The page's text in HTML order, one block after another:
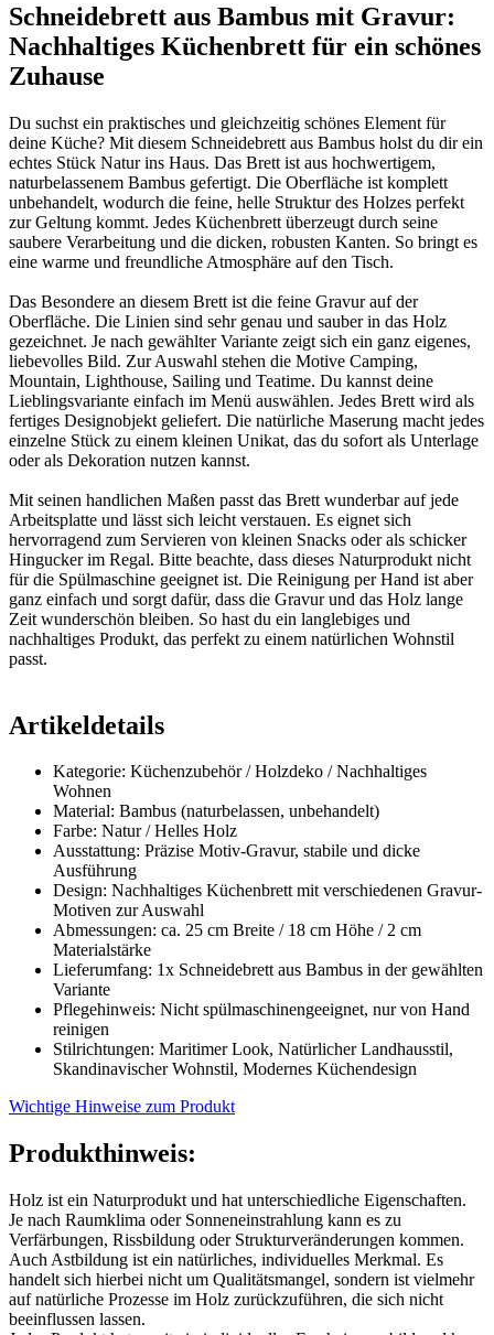
Schneidebrett aus Bambus mit Gravur:
Nachhaltiges Küchenbrett für ein schönes
Zuhause
Du suchst ein praktisches und gleichzeitig schönes Element für
deine Küche? Mit diesem Schneidebrett aus Bambus holst du dir ein
echtes Stück Natur ins Haus. Das Brett ist aus hochwertigem,
naturbelassenem Bambus gefertigt. Die Oberfläche ist komplett
unbehandelt, wodurch die feine, helle Struktur des Holzes perfekt
zur Geltung kommt. Jedes Küchenbrett überzeugt durch seine
saubere Verarbeitung und die dicken, robusten Kanten. So bringt es
eine warme und freundliche Atmosphäre auf den Tisch.
Das Besondere an diesem Brett ist die feine Gravur auf der
Oberfläche. Die Linien sind sehr genau und sauber in das Holz
gezeichnet. Je nach gewählter Variante zeigt sich ein ganz eigenes,
liebevolles Bild. Zur Auswahl stehen die Motive Camping,
Mountain, Lighthouse, Sailing und Teatime. Du kannst deine
Lieblingsvariante einfach im Menü auswählen. Jedes Brett wird als
fertiges Designobjekt geliefert. Die natürliche Maserung macht jedes
einzelne Stück zu einem kleinen Unikat, das du sofort als Unterlage
oder als Dekoration nutzen kannst.
Mit seinen handlichen Maßen passt das Brett wunderbar auf jede
Arbeitsplatte und lässt sich leicht verstauen. Es eignet sich
hervorragend zum Servieren von kleinen Snacks oder als schicker
Hingucker im Regal. Bitte beachte, dass dieses Naturprodukt nicht
für die Spülmaschine geeignet ist. Die Reinigung per Hand ist aber
ganz einfach und sorgt dafür, dass die Gravur und das Holz lange
Zeit wunderschön bleiben. So hast du ein langlebiges und
nachhaltiges Produkt, das perfekt zu einem natürlichen Wohnstil
passt.
Artikeldetails
Kategorie: Küchenzubehör / Holzdeko / Nachhaltiges
Wohnen
Material: Bambus (naturbelassen, unbehandelt)
Farbe: Natur / Helles Holz
Ausstattung: Präzise Motiv-Gravur, stabile und dicke
Ausführung
Design: Nachhaltiges Küchenbrett mit verschiedenen Gravur-
Motiven zur Auswahl
Abmessungen: ca. 25 cm Breite / 18 cm Höhe / 2 cm
Materialstärke
Lieferumfang: 1x Schneidebrett aus Bambus in der gewählten
Variante
Pflegehinweis: Nicht spülmaschinengeeignet, nur von Hand
reinigen
Stilrichtungen: Maritimer Look, Natürlicher Landhausstil,
Skandinavischer Wohnstil, Modernes Küchendesign
Wichtige Hinweise zum Produkt
Produkthinweis:
Holz ist ein Naturprodukt und hat unterschiedliche Eigenschaften.
Je nach Raumklima oder Sonneneinstrahlung kann es zu
Verfärbungen, Rissbildung oder Strukturveränderungen kommen.
Auch Astbildung ist ein natürliches, individuelles Merkmal. Es
handelt sich hierbei nicht um Qualitätsmangel, sondern ist vielmehr
auf natürliche Prozesse im Holz zurückzuführen, die sich nicht
beeinflussen lassen.